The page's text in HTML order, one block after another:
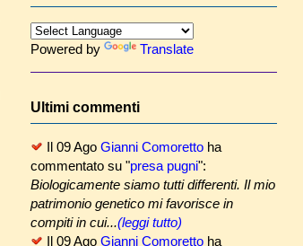
Powered by Translate
Ultimi commenti
Il 09 Ago Gianni Comoretto ha
commentato su "presa pugni":
Biologicamente siamo tutti differenti. Il mio
patrimonio genetico mi favorisce in
compiti in cui...(leggi tutto)
Il 09 Ago Gianni Comoretto ha